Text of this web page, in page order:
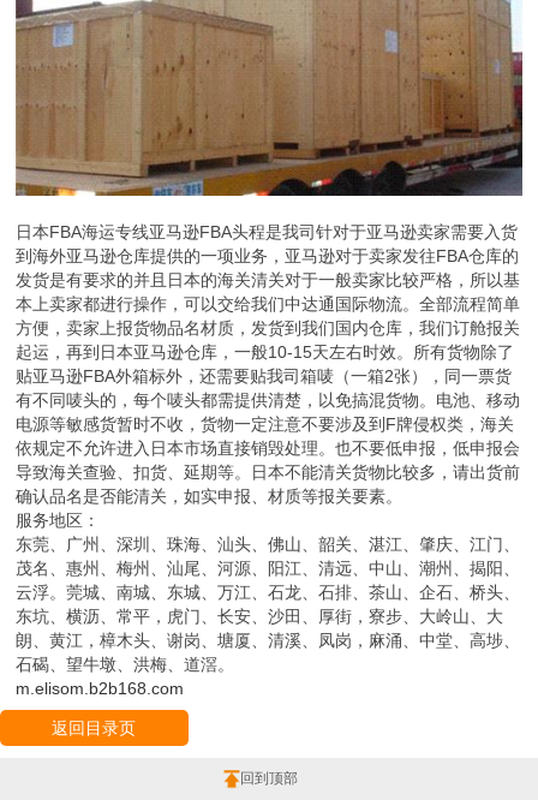
日本FBA海运专线亚马逊FBA头程是我司针对于亚马逊卖家需要入货
到海外亚马逊仓库提供的一项业务，亚马逊对于卖家发往FBA仓库的
发货是有要求的并且日本的海关清关对于一般卖家比较严格，所以基
本上卖家都进行操作，可以交给我们中达通国际物流。全部流程简单
方便，卖家上报货物品名材质，发货到我们国内仓库，我们订舱报关
起运，再到日本亚马逊仓库，一般10-15天左右时效。所有货物除了
贴亚马逊FBA外箱标外，还需要贴我司箱唛（一箱2张），同一票货
有不同唛头的，每个唛头都需提供清楚，以免搞混货物。电池、移动
电源等敏感货暂时不收，货物一定注意不要涉及到F牌侵权类，海关
依规定不允许进入日本市场直接销毁处理。也不要低申报，低申报会
导致海关查验、扣货、延期等。日本不能清关货物比较多，请出货前
确认品名是否能清关，如实申报、材质等报关要素。
服务地区：
东莞、广州、深圳、珠海、汕头、佛山、韶关、湛江、肇庆、江门、
茂名、惠州、梅州、汕尾、河源、阳江、清远、中山、潮州、揭阳、
云浮。莞城、南城、东城、万江、石龙、石排、茶山、企石、桥头、
东坑、横沥、常平，虎门、长安、沙田、厚街，寮步、大岭山、大
朗、黄江，樟木头、谢岗、塘厦、清溪、凤岗，麻涌、中堂、高埗、
石碣、望牛墩、洪梅、道滘。
m.elisom.b2b168.com
返回目录页
回到顶部